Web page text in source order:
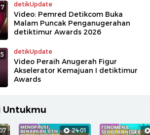
detikUpdate
Video: Pemred Detikcom Buka
Malam Puncak Penganugerahan
detiktimur Awards 2026
detikUpdate
Video Peraih Anugerah Figur
Akselerator Kemajuan I detiktimur
Awards
Untukmu
24:01